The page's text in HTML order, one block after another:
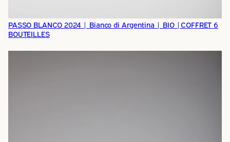
PASSO BLANCO 2024 | Bianco di Argentina | BIO |COFFRET 6
BOUTEILLES